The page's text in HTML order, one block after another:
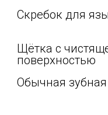
Скребок для
Щётка с
поверхностью
Обычная